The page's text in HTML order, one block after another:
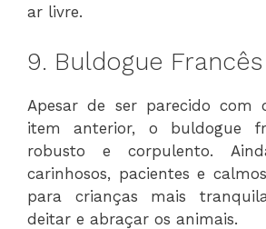
ar livre.
9. Buldogue Francês
Apesar de ser parecido com
item anterior, o buldogue
robusto e corpulento.
carinhosos, pacientes e
para crianças mais
deitar e abraçar os animais.